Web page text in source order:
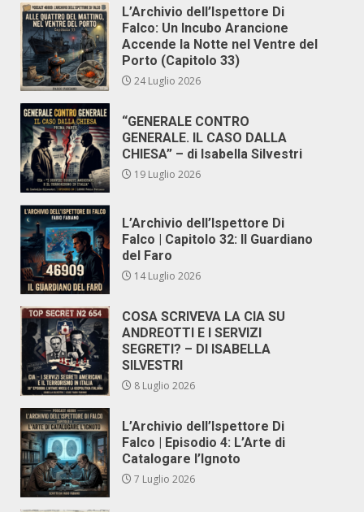
L’Archivio dell’Ispettore Di
Falco: Un Incubo Arancione
Accende la Notte nel Ventre del
Porto (Capitolo 33)
24 Luglio 2026
“GENERALE CONTRO
GENERALE. IL CASO DALLA
CHIESA” – di Isabella Silvestri
19 Luglio 2026
L’Archivio dell’Ispettore Di
Falco | Capitolo 32: Il Guardiano
del Faro
14 Luglio 2026
COSA SCRIVEVA LA CIA SU
ANDREOTTI E I SERVIZI
SEGRETI? – DI ISABELLA
SILVESTRI
8 Luglio 2026
L’Archivio dell’Ispettore Di
Falco | Episodio 4: L’Arte di
Catalogare l’Ignoto
7 Luglio 2026